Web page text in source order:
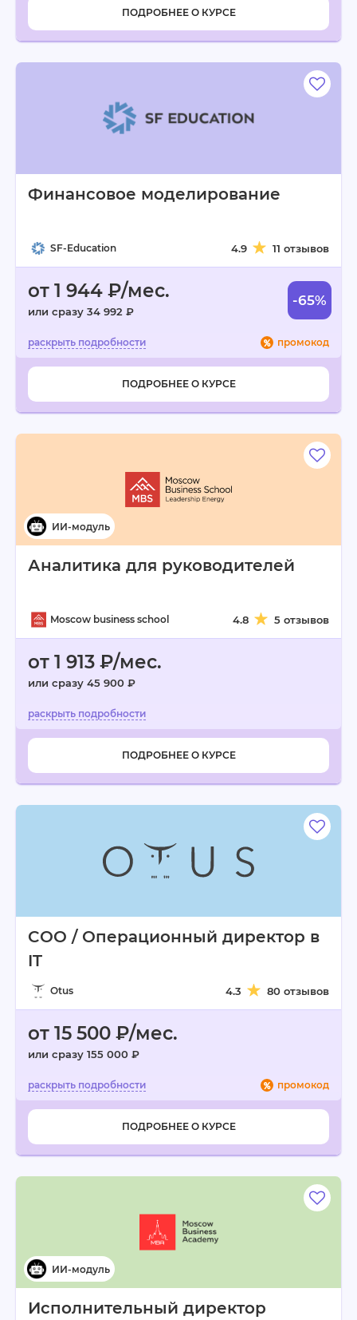
ПОДРОБНЕЕ О КУРСЕ
Финансовое моделирование
SF-Education 4.9 11 отзывов
от 1 944 ₽/мес.
или сразу 34 992 ₽
-65%
промокод
ПОДРОБНЕЕ О КУРСЕ
Аналитика для руководителей
Moscow business school 4.8 5 отзывов
от 1 913 ₽/мес.
или сразу 45 900 ₽
ПОДРОБНЕЕ О КУРСЕ
COO / Операционный директор в
IT
Otus 4.3 80 отзывов
от 15 500 ₽/мес.
или сразу 155 000 ₽
промокод
ПОДРОБНЕЕ О КУРСЕ
Исполнительный директор